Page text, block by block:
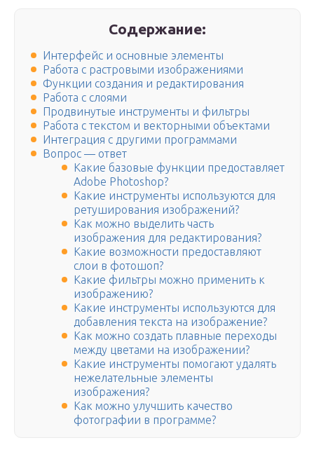
Содержание:
Интерфейс и основные элементы
Работа с растровыми изображениями
Функции создания и редактирования
Работа с слоями
Продвинутые инструменты и фильтры
Работа с текстом и векторными объектами
Интеграция с другими программами
Вопрос — ответ
Какие базовые функции предоставляет
Adobe Photoshop?
Какие инструменты используются для
ретуширования изображений?
Как можно выделить часть
изображения для редактирования?
Какие возможности предоставляют
слои в фотошоп?
Какие фильтры можно применить к
изображению?
Какие инструменты используются для
добавления текста на изображение?
Как можно создать плавные переходы
между цветами на изображении?
Какие инструменты помогают удалять
нежелательные элементы
изображения?
Как можно улучшить качество
фотографии в программе?